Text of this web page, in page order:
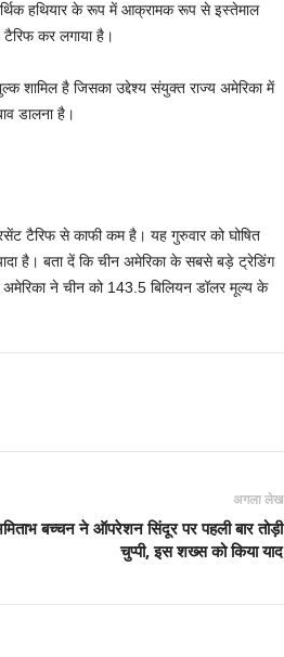
हथियार के रूप में आक्रामक रूप से इस्तेमाल
कर लगाया है।
शामिल है जिसका उद्देश्य संयुक्त राज्य अमेरिका में
डालना है।
टैरिफ से काफी कम है। यह गुरुवार को घोषित
है। बता दें कि चीन अमेरिका के सबसे बड़े ट्रेडिंग
अमेरिका ने चीन को 143.5 बिलियन डॉलर मूल्य के
अगला लेख
बच्चन ने ऑपरेशन सिंदूर पर पहली बार तोड़ी
चुप्पी, इस शख्स को किया याद